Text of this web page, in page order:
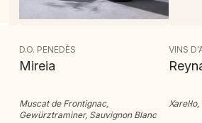
D.O. PENEDÈS
Mireia
Muscat de Frontignac,
Gewürztraminer, Sauvignon Blanc
VINS